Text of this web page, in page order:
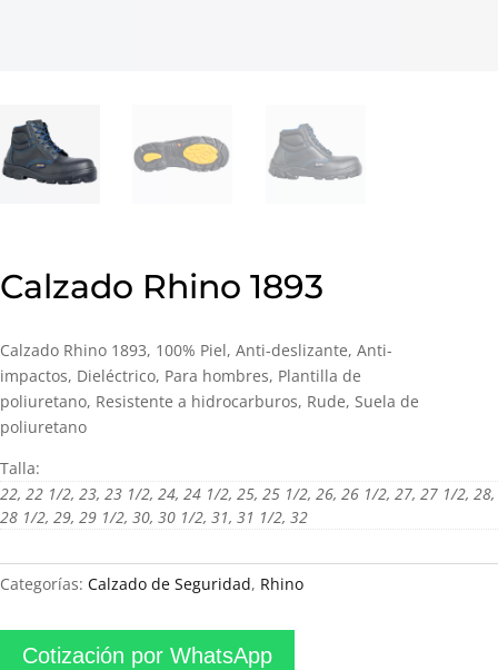
Calzado Rhino 1893
Calzado Rhino 1893, 100% Piel, Anti-deslizante, Anti-
impactos, Dieléctrico, Para hombres, Plantilla de
poliuretano, Resistente a hidrocarburos, Rude, Suela de
poliuretano
Talla:
22, 22 1/2, 23, 23 1/2, 24, 24 1/2, 25, 25 1/2, 26, 26 1/2, 27, 27 1/2, 28,
28 1/2, 29, 29 1/2, 30, 30 1/2, 31, 31 1/2, 32
Categorías: Calzado de Seguridad, Rhino
Cotización por WhatsApp